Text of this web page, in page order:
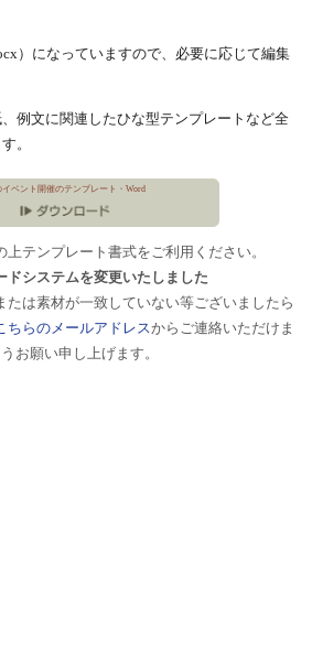
）になっていますので、必要に応じて編集
例文に関連したひな型テンプレートなど全
。
イベント開催のテンプレート・Word
上テンプレート書式をご利用ください。
ドシステムを変更いたしました
たは素材が一致していない等ございましたら
ちらのメールアドレスからご連絡いただけま
お願い申し上げます。